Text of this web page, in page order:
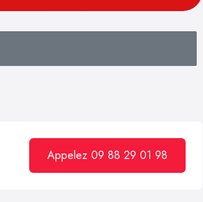
Appelez 09 88 29 01 98